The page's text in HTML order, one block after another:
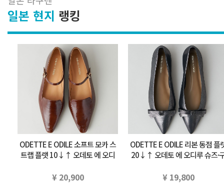
일본 현지 랭킹
ODETTE E ODILE 소프트 모카 스
트랩 플랫 10↓↑ 오데토 에 오디
¥ 20,900
ODETTE E ODILE 리본 동점 플
20↓↑ 오데토 에 오디루 슈즈·
¥ 19,800